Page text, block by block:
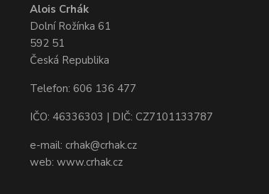
Alois Crhák
Dolní Rožínka 61
592 51
Česká Republika
Telefon: 606 136 477
IČO: 46336303 | DIČ: CZ7101133787
e-mail: crhak@crhak.cz
web: www.crhak.cz